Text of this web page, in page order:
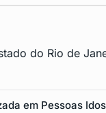
do Rio de
em Pessoas